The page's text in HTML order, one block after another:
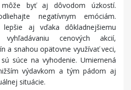
môže byť aj dôvodom úzkostí.
negatívnym emóciám.
lepšie aj vďaka dôkladnejšiemu
vyhľadávaniu cenových akcií,
a snahou opätovne využívať veci,
súce na vyhodenie. Umiernená
výdavkom a tým pádom aj
situácie.